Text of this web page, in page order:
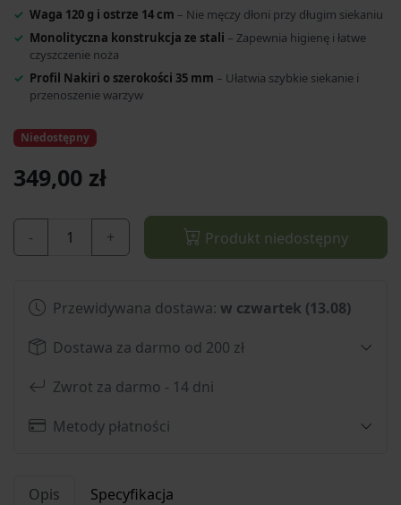
Waga 120 g i ostrze 14 cm – Nie męczy dłoni przy długim siekaniu
Monolityczna konstrukcja ze stali – Zapewnia higienę i łatwe
czyszczenie noża
Profil Nakiri o szerokości 35 mm – Ułatwia szybkie siekanie i
przenoszenie warzyw
Niedostępny
349,00 zł
- + Produkt niedostępny
Przewidywana dostawa: w czwartek (13.08)
Dostawa za darmo od 200 zł
Zwrot za darmo - 14 dni
Metody płatności
Opis Specyfikacja